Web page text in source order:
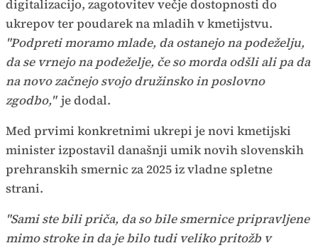
digitalizacijo, zagotovitev večje dostopnosti do
ukrepov ter poudarek na mladih v kmetijstvu.
"Podpreti moramo mlade, da ostanejo na podeželju,
da se vrnejo na podeželje, če so morda odšli ali pa da
na novo začnejo svojo družinsko in poslovno
zgodbo," je dodal.
Med prvimi konkretnimi ukrepi je novi kmetijski
minister izpostavil današnji umik novih slovenskih
prehranskih smernic za 2025 iz vladne spletne
strani.
"Sami ste bili priča, da so bile smernice pripravljene
mimo stroke in da je bilo tudi veliko pritožb v